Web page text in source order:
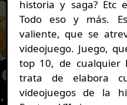
historia y saga? Etc
Todo eso y más.
valiente, que se
videojuego. Juego,
top 10, de cualquier
trata de elabora
videojuegos de la